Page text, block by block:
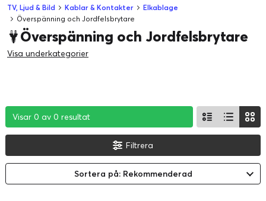
TV, Ljud & Bild Kablar & Kontakter
Elkablage
Överspänning och Jordfelsbrytare
Överspänning och Jordfelsbrytare
Visa underkategorier
Visar 0 av 0 resultat
Visar 0 av 0 resultat
Visar 0 av 0 resultat
Filtrera
Sortera på: Rekommenderad